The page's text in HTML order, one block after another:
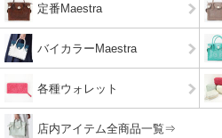
定番Maestra
バイカラーMaestra
各種ウォレット
店内アイテム全商品一覧⇒